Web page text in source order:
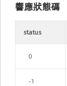
響應狀態碼
status
0
-1